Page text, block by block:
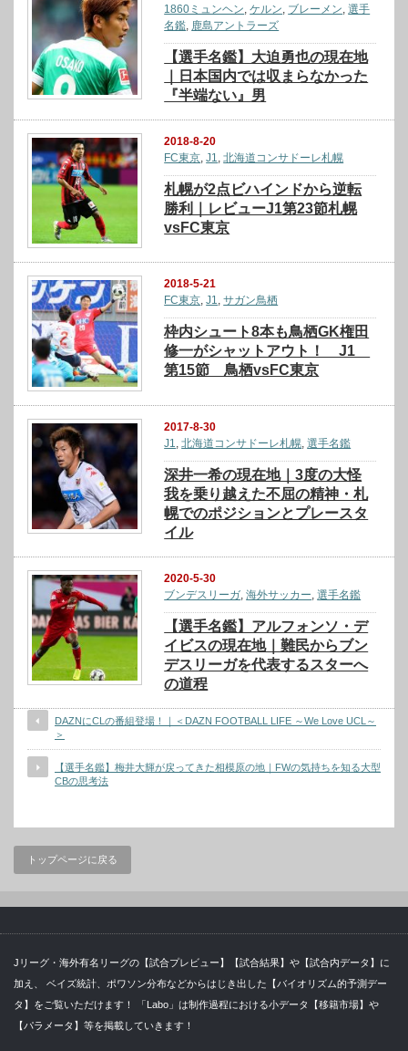
1860ミュンヘン ,ケルン ブレーメン ,選手
名鑑 鹿島アントラーズ
【選手名鑑】大迫勇也の現在地
｜日本国内では収まらなかった
『半端ない』男
2018-8-20
FC東京 ,J1 ,北海道コンサドーレ札幌
札幌が2点ビハインドから逆転
勝利｜レビューJ1第23節札幌
vsFC東京
2018-5-21
FC東京,J1,サガン鳥栖
枠内シュート8本も鳥栖GK権田
修一がシャットアウト！ J1
第15節 鳥栖vsFC東京
2017-8-30
J1
,北海道コンサドーレ札幌 ,選手名鑑
深井一希の現在地｜3度の大怪
我を乗り越えた不屈の精神・札
幌でのポジションとプレースタ
イル
2020-5-30
ブンデスリーガ ,海外サッカー ,選手名鑑
【選手名鑑】アルフォンソ・デ
イビスの現在地｜難民からブン
デスリーガを代表するスターへ
の道程
DAZNにCLの番組登場！｜＜DAZN FOOTBALL LIFE ～We Love UCL～
＞
【選手名鑑】梅井大輝が戻ってきた相模原の地｜FWの気持ちを知る大型
CBの思考法
トップページに戻る
Jリーグ・海外有名リーグの【試合プレビュー】【試合結果】や【試合内データ】に
加え、 ベイズ統計、ポワソン分布などからはじき出した【バイオリズム的予測デー
タ】をご覧いただけます！ 「Labo」は制作過程における小データ【移籍市場】や
【パラメータ】等を掲載していきます！